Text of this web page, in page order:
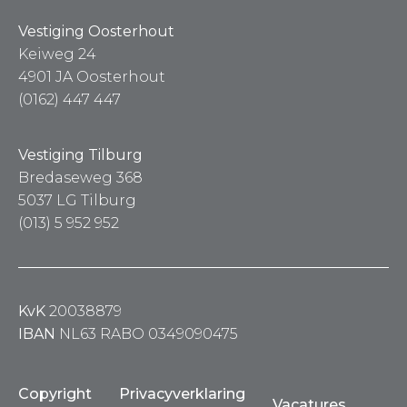
Vestiging Oosterhout
Keiweg 24
4901 JA Oosterhout
(0162) 447 447
Vestiging Tilburg
Bredaseweg 368
5037 LG Tilburg
(013) 5 952 952
KvK 20038879
IBAN NL63 RABO 0349090475
Copyright Privacyverklaring